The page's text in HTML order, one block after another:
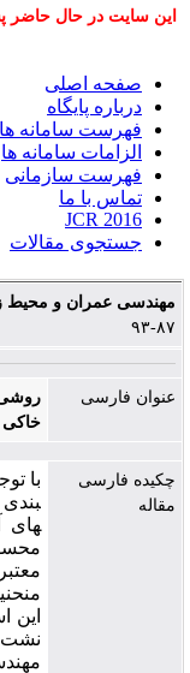
این سایت در حال حاضر
صفحه اصلی
درباره پایگاه
فهرست سامانه ها
الزامات سامانه ها
فهرست سازمانی
تماس با ما
JCR 2016
جستجوی مقالات
مهندسی عمران و محیط
۸۷-۹۳
عنوان فارسی
روشی
خاکی
چکیده فارسی
مقاله
های
این
نشت